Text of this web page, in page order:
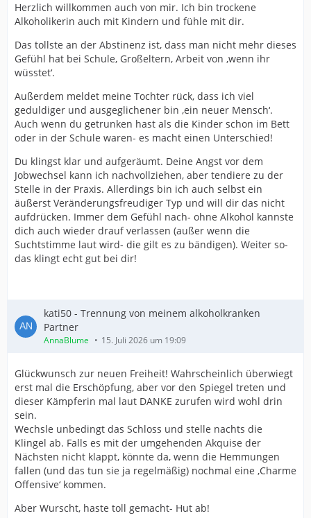
Herzlich willkommen auch von mir. Ich bin trockene
Alkoholikerin auch mit Kindern und fühle mit dir.
Das tollste an der Abstinenz ist, dass man nicht mehr dieses
Gefühl hat bei Schule, Großeltern, Arbeit von ‚wenn ihr
wüsstet‘.
Außerdem meldet meine Tochter rück, dass ich viel
geduldiger und ausgeglichener bin ‚ein neuer Mensch‘.
Auch wenn du getrunken hast als die Kinder schon im Bett
oder in der Schule waren- es macht einen Unterschied!
Du klingst klar und aufgeräumt. Deine Angst vor dem
Jobwechsel kann ich nachvollziehen, aber tendiere zu der
Stelle in der Praxis. Allerdings bin ich auch selbst ein
äußerst Veränderungsfreudiger Typ und will dir das nicht
aufdrücken. Immer dem Gefühl nach- ohne Alkohol kannste
dich auch wieder drauf verlassen (außer wenn die
Suchtstimme laut wird- die gilt es zu bändigen). Weiter so-
das klingt echt gut bei dir!
kati50 - Trennung von meinem alkoholkranken
Partner
AnnaBlume 15. Juli 2026 um 19:09
Glückwunsch zur neuen Freiheit! Wahrscheinlich überwiegt
erst mal die Erschöpfung, aber vor den Spiegel treten und
dieser Kämpferin mal laut DANKE zurufen wird wohl drin
sein.
Wechsle unbedingt das Schloss und stelle nachts die
Klingel ab. Falls es mit der umgehenden Akquise der
Nächsten nicht klappt, könnte da, wenn die Hemmungen
fallen (und das tun sie ja regelmäßig) nochmal eine ‚Charme
Offensive‘ kommen.
Aber Wurscht, haste toll gemacht- Hut ab!